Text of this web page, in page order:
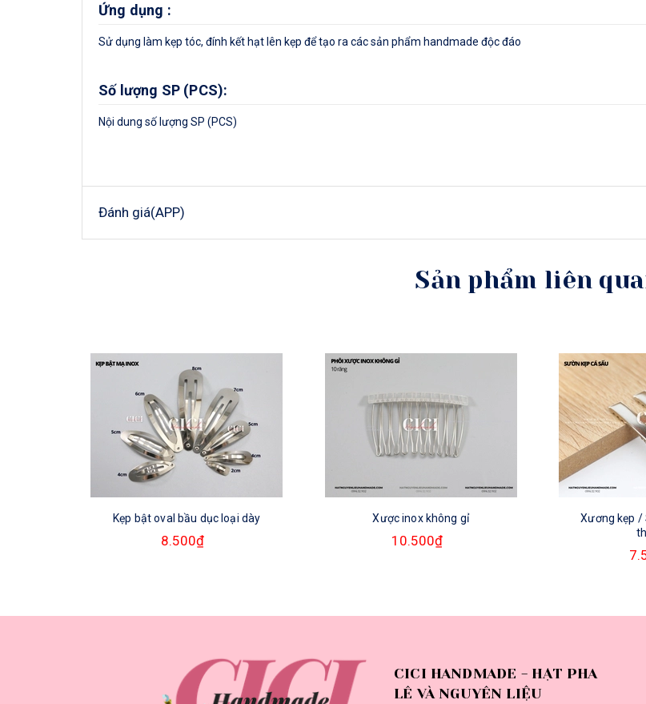
Ứng dụng :
Sử dụng làm kẹp tóc, đính kết hạt lên kẹp để tạo ra các sản phẩm handmade độc đáo
Số lượng SP (PCS):
Nội dung số lượng SP (PCS)
Đánh giá(APP)
Sản phẩm liên
Kẹp bật oval bầu dục loại dày
8.500₫
Xược inox không gỉ
10.500₫
Xương kẹp /
CICI HANDMADE - HẠT PHA
LÊ VÀ NGUYÊN LIỆU